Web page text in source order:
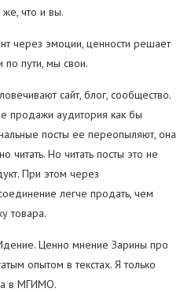
же, что и вы.
через эмоции, ценности решает
по пути, мы свои.
сайт, блог, сообщество.
продажи аудитория как бы
посты ее переопыляют, она
читать. Но читать посты это не
При этом через
легче продать, чем
товара.
Ценно мнение Зарины про
опытом в текстах. Я только
в МГИМО.